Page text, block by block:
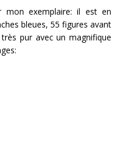
mon exemplaire: il est en
bleues, 55 figures avant
pur avec un magnifique